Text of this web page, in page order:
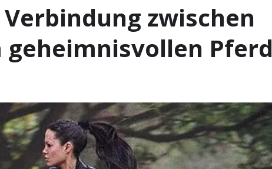
zwischen
Pferd